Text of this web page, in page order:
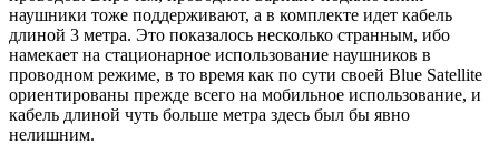
наушники тоже поддерживают, а в комплекте идет кабель
длиной 3 метра. Это показалось несколько странным, ибо
намекает на стационарное использование наушников в
проводном режиме, в то время как по сути своей Blue Satellite
ориентированы прежде всего на мобильное использование, и
кабель длиной чуть больше метра здесь был бы явно
нелишним.